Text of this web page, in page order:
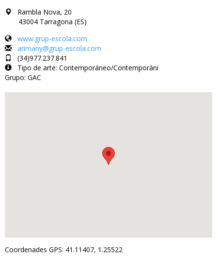
Rambla Nova, 20
43004 Tarragona (ES)
www.grup-escola.com
arimany@grup-escola.com
(34)977.237.841
Tipo de arte: Contemporáneo/Contemporàni
Grupo: GAC
Coordenades GPS: 41.11407, 1.25522